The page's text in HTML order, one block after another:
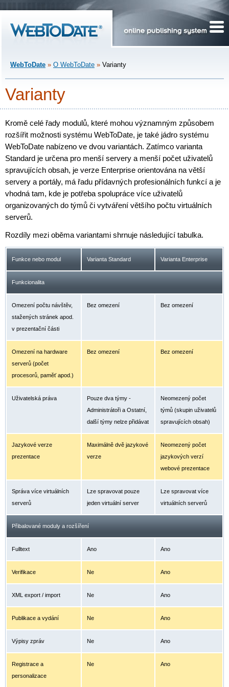
WebToDate » O WebToDate » Varianty
Varianty
Kromě celé řady modulů, které mohou významným způsobem
rozšířit možnosti systému WebToDate, je také jádro systému
WebToDate nabízeno ve dvou variantách. Zatímco varianta
Standard je určena pro menší servery a menší počet uživatelů
spravujících obsah, je verze Enterprise orientována na větší
servery a portály, má řadu přídavných profesionálních funkcí a je
vhodná tam, kde je potřeba spolupráce více uživatelů
organizovaných do týmů či vytváření většího počtu virtuálních
serverů.
Rozdíly mezi oběma variantami shrnuje následující tabulka.
Funkce nebo modul Varianta Standard Varianta Enterprise
Funkcionalita
Omezení počtu návštěv,
stažených stránek apod.
v prezentační části
Bez omezení Bez omezení
Omezení na hardware
serverů (počet
procesorů, paměť apod.)
Bez omezení Bez omezení
Uživatelská práva
Pouze dva týmy -
Administrátoři a Ostatní,
další týmy nelze přidávat
Neomezený počet
týmů (skupin uživatelů
spravujících obsah)
Jazykové verze
prezentace
Maximálně dvě jazykové
verze
Neomezený počet
jazykových verzí
webové prezentace
Správa více virtuálních
serverů
Lze spravovat pouze
jeden virtuální server
Lze spravovat více
virtuálních serverů
Přibalované moduly a rozšíření
Fulltext Ano Ano
Verifikace Ne Ano
XML export / import Ne Ano
Publikace a vydání Ne Ano
Výpisy zpráv Ne Ano
Registrace a
personalizace
Ne Ano